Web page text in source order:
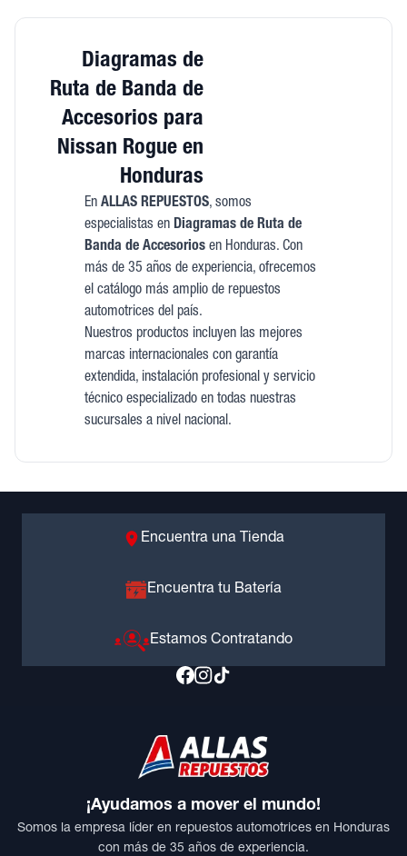
Diagramas de
Ruta de Banda de
Accesorios para
Nissan Rogue en
Honduras
En ALLAS REPUESTOS, somos
especialistas en Diagramas de Ruta de
Banda de Accesoriosen Honduras. Con
más de 35 años de experiencia, ofrecemos
el catálogo más amplio de repuestos
automotrices del país.
Nuestros productos incluyen las mejores
marcas internacionales con garantía
extendida, instalación profesional y servicio
técnico especializado en todas nuestras
sucursales a nivel nacional.
Encuentra una Tienda
Encuentra tu Batería
Estamos Contratando
¡Ayudamos a mover el mundo!
Somos la empresa líder en repuestos automotrices en Honduras
con más de 35 años de experiencia.